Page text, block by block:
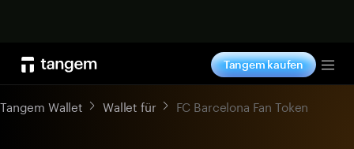
Tangem kaufen
Tangem Wallet Wallet für FC Barcelona Fan Token